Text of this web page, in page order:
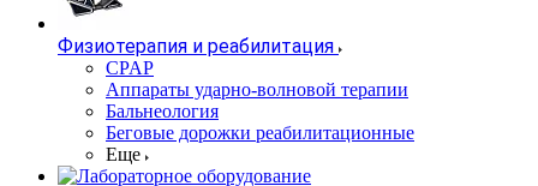
Физиотерапия и реабилитация
CPAP
Аппараты ударно-волновой терапии
Бальнеология
Беговые дорожки реабилитационные
Еще